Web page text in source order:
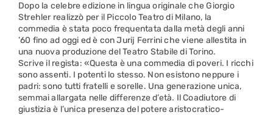
Dopo la celebre edizione in lingua originale che Giorgio
Strehler realizzò per il Piccolo Teatro di Milano, la
commedia è stata poco frequentata dalla metà degli anni
’60 fino ad oggi ed è con Jurij Ferrini che viene allestita in
una nuova produzione del Teatro Stabile di Torino.
Scrive il regista: «Questa è una commedia di poveri. I ricchi
sono assenti. I potenti lo stesso. Non esistono neppure i
padri: sono tutti fratelli e sorelle. Una generazione unica,
semmai allargata nelle differenze d’età. Il Coadiutore di
giustizia è l’unica presenza del potere aristocratico-